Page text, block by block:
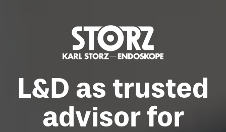
L&D as trusted
advisor for